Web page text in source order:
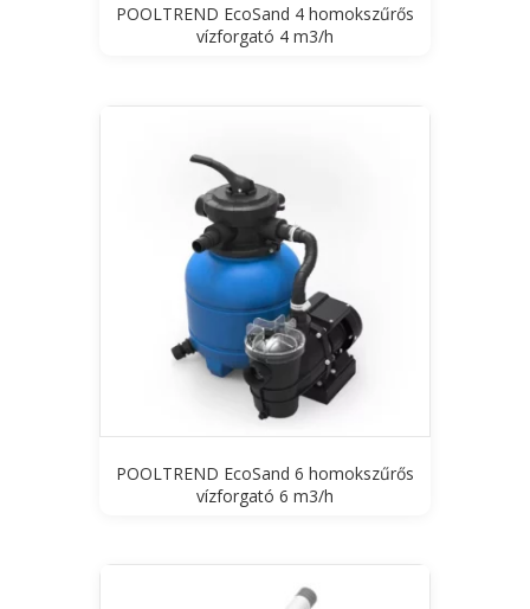
POOLTREND EcoSand 4 homokszűrős
vízforgató 4 m3/h
POOLTREND EcoSand 6 homokszűrős
vízforgató 6 m3/h